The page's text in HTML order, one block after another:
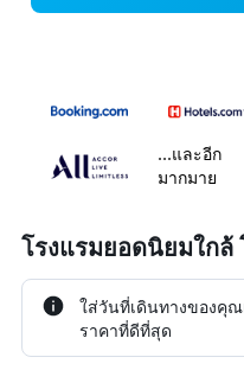
...และอีก
มากมาย
โรงแรมยอดนิยมใกล้
ใส่วันที่เดินทางของคุณ
ราคาที่ดีที่สุด